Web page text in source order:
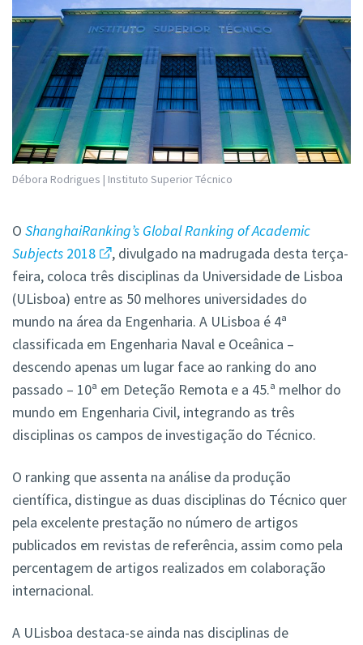
Débora Rodrigues | Instituto Superior Técnico
O ShanghaiRanking’s Global Ranking of Academic
Subjects 2018
, divulgado na madrugada desta terça-
feira, coloca três disciplinas da Universidade de Lisboa
(ULisboa) entre as 50 melhores universidades do
mundo na área da Engenharia. A ULisboa é 4ª
classificada em Engenharia Naval e Oceânica –
descendo apenas um lugar face ao ranking do ano
passado – 10ª em Deteção Remota e a 45.ª melhor do
mundo em Engenharia Civil, integrando as três
disciplinas os campos de investigação do Técnico.
O ranking que assenta na análise da produção
científica, distingue as duas disciplinas do Técnico quer
pela excelente prestação no número de artigos
publicados em revistas de referência, assim como pela
percentagem de artigos realizados em colaboração
internacional.
A ULisboa destaca-se ainda nas disciplinas de